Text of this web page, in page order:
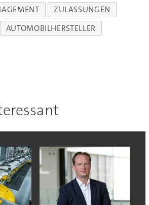
ZULASSUNGEN
AUTOMOBILHERSTELLER